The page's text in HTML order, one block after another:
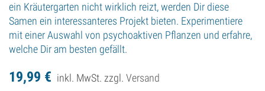
ein Kräutergarten nicht wirklich reizt, werden Dir diese
Samen ein interessanteres Projekt bieten. Experimentiere
mit einer Auswahl von psychoaktiven Pflanzen und erfahre,
welche Dir am besten gefällt.
19,99 € inkl. MwSt. zzgl. Versand